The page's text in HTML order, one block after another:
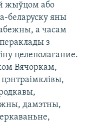
жыўцом або
беларуску яны
а часам
з
целеполагание.
Вячоркам,
дамэтны,